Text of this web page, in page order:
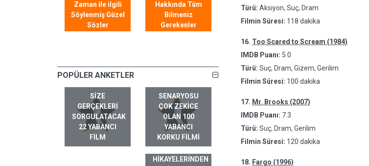
Zaman ile ilgili
Söylenmiş Güzel
Sözler
Hakkında Tüm
Bilmeniz
Gerekenler
POPÜLER ANKETLER
SIZE
GERÇEKLERI
SORGULATACAK
22 YABANCI
FILM
SENARYOSU
ÇOK ZEKICE
OLAN 100
YABANCI
KORKU FILMI
GERÇEK HAYAT
HIKAYELERINDEN
Türü: Aksiyon, Suç, Dram
Filmin Süresi: 118 dakika
16. Too Scared to Scream (1984)
IMDB Puanı: 5.0
Türü: Suç, Dram, Gizem, Gerilim
Filmin Süresi: 100 dakika
17. Mr. Brooks (2007)
IMDB Puanı: 7.3
Türü: Suç, Dram, Gerilim
Filmin Süresi: 120 dakika
18. Fargo (1996)